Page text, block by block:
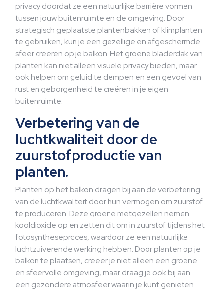
privacy doordat ze een natuurlijke barrière vormen
tussen jouw buitenruimte en de omgeving. Door
strategisch geplaatste plantenbakken of klimplanten
te gebruiken, kun je een gezellige en afgeschermde
sfeer creëren op je balkon. Het groene bladerdak van
planten kan niet alleen visuele privacy bieden, maar
ook helpen om geluid te dempen en een gevoel van
rust en geborgenheid te creëren in je eigen
buitenruimte.
Verbetering van de
luchtkwaliteit door de
zuurstofproductie van
planten.
Planten op het balkon dragen bij aan de verbetering
van de luchtkwaliteit door hun vermogen om zuurstof
te produceren. Deze groene metgezellen nemen
kooldioxide op en zetten dit om in zuurstof tijdens het
fotosyntheseproces, waardoor ze een natuurlijke
luchtzuiverende werking hebben. Door planten op je
balkon te plaatsen, creëer je niet alleen een groene
en sfeervolle omgeving, maar draag je ook bij aan
een gezondere atmosfeer waarin je kunt genieten